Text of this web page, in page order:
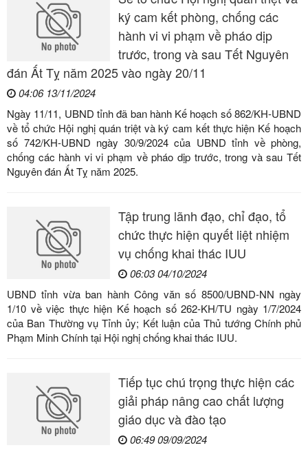
ký cam kết phòng, chống các
hành vi vi phạm về pháo dịp
trước, trong và sau Tết Nguyên
đán Ất Tỵ năm 2025 vào ngày 20/11
04:06 13/11/2024
Ngày 11/11, UBND tỉnh đã ban hành Kế hoạch số 862/KH-UBND
về tổ chức Hội nghị quán triệt và ký cam kết thực hiện Kế hoạch
số 742/KH-UBND ngày 30/9/2024 của UBND tỉnh về phòng,
chống các hành vi vi phạm về pháo dịp trước, trong và sau Tết
Nguyên đán Ất Tỵ năm 2025.
Tập trung lãnh đạo, chỉ đạo, tổ
chức thực hiện quyết liệt nhiệm
vụ chống khai thác IUU
06:03 04/10/2024
UBND tỉnh vừa ban hành Công văn số 8500/UBND-NN ngày
1/10 về việc thực hiện Kế hoạch số 262-KH/TU ngày 1/7/2024
của Ban Thường vụ Tỉnh ủy; Kết luận của Thủ tướng Chính phủ
Phạm Minh Chính tại Hội nghị chống khai thác IUU.
Tiếp tục chú trọng thực hiện các
giải pháp nâng cao chất lượng
giáo dục và đào tạo
06:49 09/09/2024